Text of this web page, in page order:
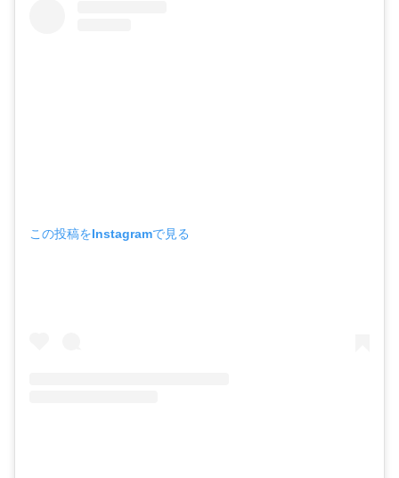
この投稿をInstagramで見る